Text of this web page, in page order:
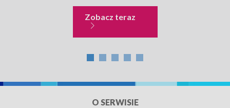
Zobacz terazTrudne lata
O SERWISIE